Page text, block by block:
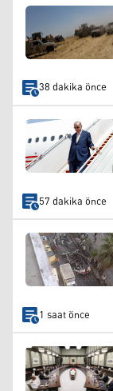
38 dakika önce
57 dakika önce
1 saat önce